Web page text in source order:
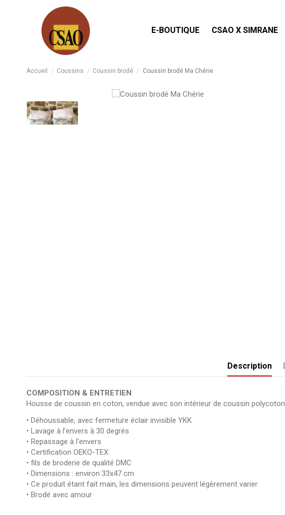
E-BOUTIQUE CSAO X SIMRANE
Accueil Coussins Coussin brodé Coussin brodé Ma Chérie
Description
COMPOSITION & ENTRETIEN
Housse de coussin en coton, vendue avec son intérieur de coussin
• Déhoussable, avec fermeture éclair invisible YKK
• Lavage à l’envers à 30 degrés
• Repassage à l’envers
• Certification OEKO-TEX
• fils de broderie de qualité DMC
• Dimensions : environ 33x47 cm
• Ce produit étant fait main, les dimensions peuvent légèrement varier
• Brodé avec amour